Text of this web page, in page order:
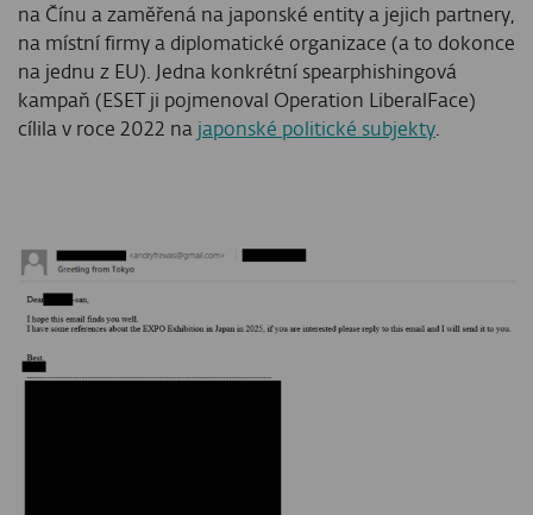
na Čínu a zaměřená na japonské entity a jejich partnery,
na místní firmy a diplomatické organizace (a to dokonce
na jednu z EU). Jedna konkrétní spearphishingová
kampaň (ESET ji pojmenoval Operation LiberalFace)
cílila v roce 2022 na japonské politické subjekty.